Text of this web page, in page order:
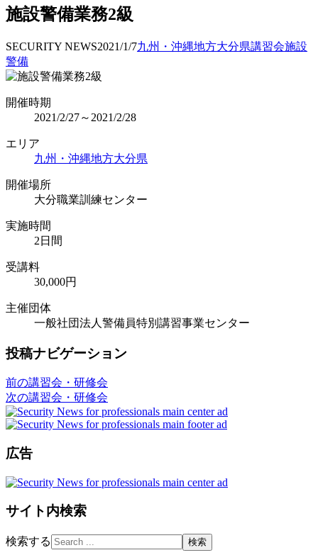
施設警備業務2級
SECURITY NEWS2021/1/7九州・沖縄地方大分県講習会施設
警備
開催時期
2021/2/27～2021/2/28
エリア
九州・沖縄地方大分県
開催場所
大分職業訓練センター
実施時間
2日間
受講料
30,000円
主催団体
一般社団法人警備員特別講習事業センター
投稿ナビゲーション
前の講習会・研修会
次の講習会・研修会
広告
サイト内検索
検索する